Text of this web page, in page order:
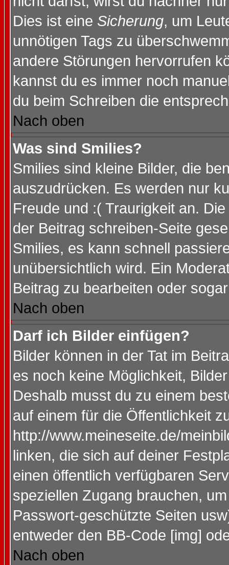
Dies ist eine Sicherung, um
unnötigen Tags zu
andere Störungen hervorrufen
kannst du es immer noch
du beim Schreiben die
Nach oben
Was sind Smilies?
Smilies sind kleine Bilder, die
auszudrücken. Es werden nur
Freude und :( Traurigkeit an.
der Beitrag schreiben-Seite
Smilies, es kann schnell
unübersichtlich wird. Ein
Beitrag zu bearbeiten oder
Nach oben
Darf ich Bilder einfügen?
Bilder können in der Tat im
es noch keine Möglichkeit,
Deshalb musst du zu einem
auf einem für die Öffentlichkeit
http://www.meineseite.de/
linken, die sich auf deiner
einen öffentlich verfügbaren
speziellen Zugang brauchen,
Passwort-geschützte Seiten
entweder den BB-Code [img]
Nach oben